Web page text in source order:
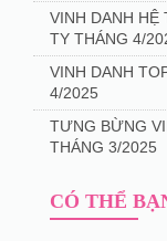
VINH DANH HỆ
TY THÁNG 4/
️VINH DANH
4/2025
TƯNG BỪNG
THÁNG 3/2025
CÓ THỂ